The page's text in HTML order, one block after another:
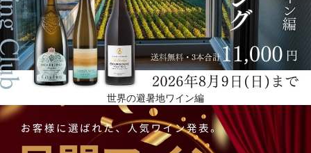
世界の避暑地ワイン編